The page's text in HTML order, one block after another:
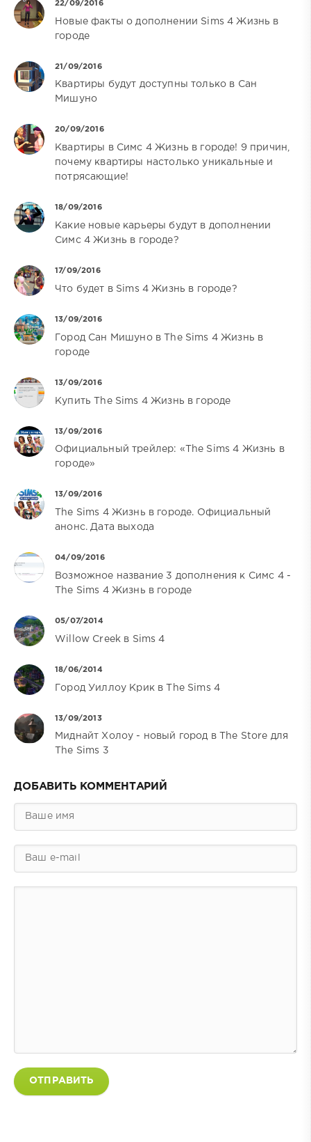
22/09/2016
Новые факты о дополнении Sims 4 Жизнь в
городе
21/09/2016
Квартиры будут доступны только в Сан
Мишуно
20/09/2016
Квартиры в Симс 4 Жизнь в городе! 9 причин,
почему квартиры настолько уникальные и
потрясающие!
18/09/2016
Какие новые карьеры будут в дополнении
Симс 4 Жизнь в городе?
17/09/2016
Что будет в Sims 4 Жизнь в городе?
13/09/2016
Город Сан Мишуно в The Sims 4 Жизнь в
городе
13/09/2016
Купить The Sims 4 Жизнь в городе
13/09/2016
Официальный трейлер: «The Sims 4 Жизнь в
городе»
13/09/2016
The Sims 4 Жизнь в городе. Официальный
анонс. Дата выхода
04/09/2016
Возможное название 3 дополнения к Симс 4 -
The Sims 4 Жизнь в городе
05/07/2014
Willow Creek в Sims 4
18/06/2014
Город Уиллоу Крик в The Sims 4
13/09/2013
Миднайт Холоу - новый город в The Store для
The Sims 3
ДОБАВИТЬ КОММЕНТАРИЙ
ОТПРАВИТЬ